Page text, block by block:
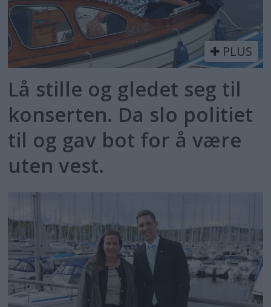
PLUS
Lå stille og gledet seg til
konserten. Da slo politiet
til og gav bot for å være
uten vest.